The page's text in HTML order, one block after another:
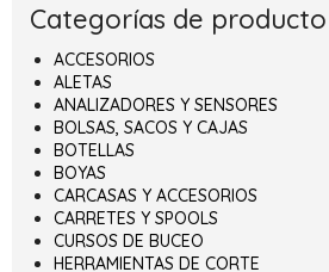
Categorías de producto
ACCESORIOS
ALETAS
ANALIZADORES Y SENSORES
BOLSAS, SACOS Y CAJAS
BOTELLAS
BOYAS
CARCASAS Y ACCESORIOS
CARRETES Y SPOOLS
CURSOS DE BUCEO
HERRAMIENTAS DE CORTE